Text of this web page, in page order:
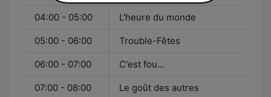
04:00 - 05:00 L'heure du monde
05:00 - 06:00 Trouble-Fêtes
06:00 - 07:00 C'est fou...
07:00 - 08:00 Le goût des autres